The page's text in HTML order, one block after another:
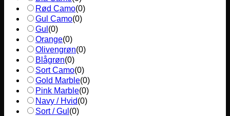
Rød Camo(0)
Gul Camo(0)
Gul (0)
Orange(0)
Olivengrøn(0)
Blågrøn(0)
Sort Camo(0)
Gold Marble(0)
Pink Marble(0)
Navy / Hvid(0)
Sort / Gul (0)